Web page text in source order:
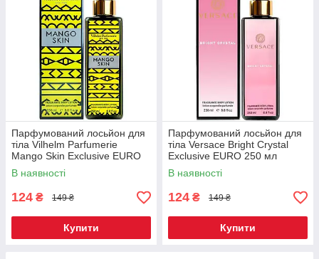
Парфумований лосьйон для
тіла Vilhelm Parfumerie
Mango Skin Exclusive EURO
250 мл
В наявності
124 ₴ 149 ₴
Купити
Парфумований лосьйон для
тіла Versace Bright Crystal
Exclusive EURO 250 мл
В наявності
124 ₴ 149 ₴
Купити